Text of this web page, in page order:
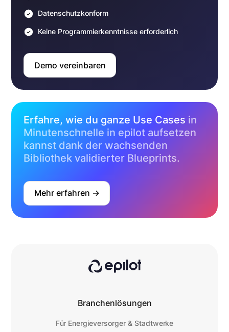
Datenschutzkonform
Keine Programmierkenntnisse erforderlich
Demo vereinbaren
Erfahre, wie du ganze Use Cases in
Minutenschnelle in epilot aufsetzen
kannst dank der wachsenden
Bibliothek validierter Blueprints.
Mehr erfahren ->
Branchenlösungen
Für Energieversorger & Stadtwerke